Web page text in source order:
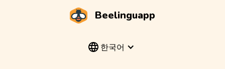
Beelinguapp
한국어